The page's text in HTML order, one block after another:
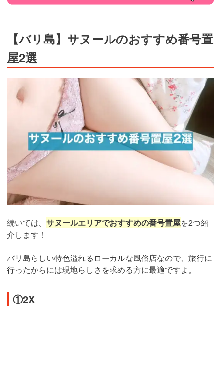
【バリ島】サヌールのおすすめ番号置
屋2選
続いては、 サヌールエリアでおすすめの番号置屋を2つ紹
介します！
バリ島らしい特色溢れるローカルな風俗店なので、旅行に
行ったからには現地らしさを求める方に最適ですよ。
①2X